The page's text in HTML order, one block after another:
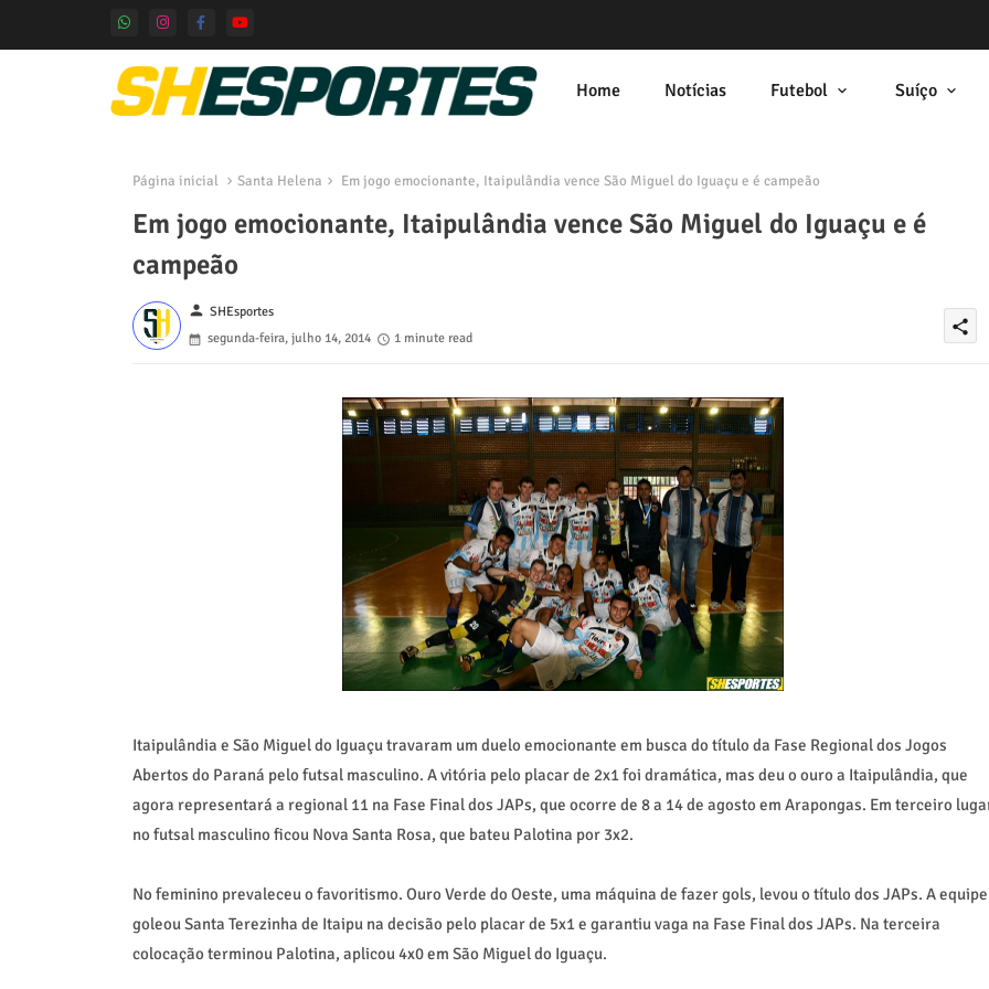
Home Notícias Futebol Suíço
Página inicial Santa Helena Em jogo emocionante, Itaipulândia vence São Miguel do Iguaçu e é campeão
Em jogo emocionante, Itaipulândia vence São Miguel do Iguaçu e é
campeão
person SHEsportes
segunda-feira, julho 14, 2014
1 minute read
share
Itaipulândia e São Miguel do Iguaçu travaram um duelo emocionante em busca do título da Fase Regional dos Jogos
Abertos do Paraná pelo futsal masculino. A vitória pelo placar de 2x1 foi dramática, mas deu o ouro a Itaipulândia, que
agora representará a regional 11 na Fase Final dos JAPs, que ocorre de 8 a 14 de agosto em Arapongas. Em terceiro
no futsal masculino ficou Nova Santa Rosa, que bateu Palotina por 3x2.
No feminino prevaleceu o favoritismo. Ouro Verde do Oeste, uma máquina de fazer gols, levou o título dos JAPs. A equipe
goleou Santa Terezinha de Itaipu na decisão pelo placar de 5x1 e garantiu vaga na Fase Final dos JAPs. Na terceira
colocação terminou Palotina, aplicou 4x0em São Migueldo Iguaçu.